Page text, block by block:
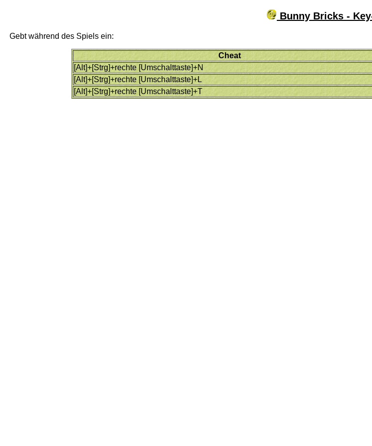
Bunny Bricks -
Gebt während des Spiels ein:
Cheat
[Alt]+[Strg]+rechte [Umschalttaste]+N
[Alt]+[Strg]+rechte [Umschalttaste]+L
[Alt]+[Strg]+rechte [Umschalttaste]+T